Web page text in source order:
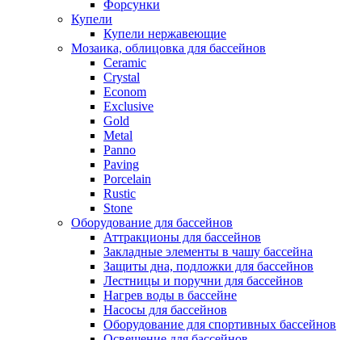
Форсунки
Купели
Купели нержавеющие
Мозаика, облицовка для бассейнов
Ceramic
Crystal
Econom
Exclusive
Gold
Metal
Panno
Paving
Porcelain
Rustic
Stone
Оборудование для бассейнов
Аттракционы для бассейнов
Закладные элементы в чашу бассейна
Защиты дна, подложки для бассейнов
Лестницы и поручни для бассейнов
Нагрев воды в бассейне
Насосы для бассейнов
Оборудование для спортивных бассейнов